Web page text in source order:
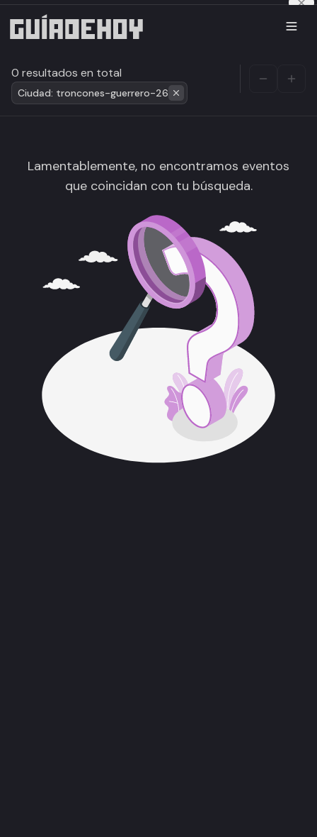
0 resultados en total
Ciudad: troncones-guerrero-26
Lamentablemente, no encontramos eventos
que coincidan con tu búsqueda.